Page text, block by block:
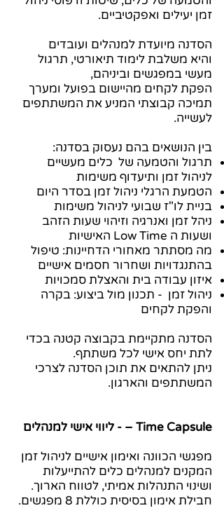
זמן יעילים ואפקטיביים.
הסדנה מיועדת למנהלים ועובדים
והיא משלבת לימוד תיאורטי, תרגול
מעשי במפגשים וביניהם,
הפקת לקחים מהיישום בפועל ומערך
תמיכה קבוצתי המניע את המשתתפים
לעשייה.
:בין הנושאים בהם נעסוק בסדנה
תרגול והטמעה של כלים מעשיים
לניהול זמן ותיעדוף משימות
הטמעת הרגלי ניהול זמן בסדר היום
בניית לו"ז שבועי לניהול משימות
ניהל זמן ואנרגיה וזיהוי שעות הזהב
ושעות ה Low Time האישיות
מה מסתתר מאחורי הדחיינות: טיפול
בהתנגדויות ושחרור חסמים אישיים
איזון עבודה בית והאצלת סמכויות
ניהול זמן - תכנון מול ביצוע: בקרה
והפקת לקחים
הסדנה מתקיימת בקבוצה קטנה בכדי
לתת יחס אישי לכל משתתף.
ניתן להתאים את תוכן הסדנה לצרכי
המשתתפים והארגון.
Time Capsule – - ליווי אישי למנהלים
מפגשי הכוונה ואימון אישיים לניהול זמן
המקנים למנהלים כלים להתייעלות
ושינוי התנהלות אמיתי, לטווח הארוך.
חבילת אימון בסיסית כוללת 8 מפגשים.